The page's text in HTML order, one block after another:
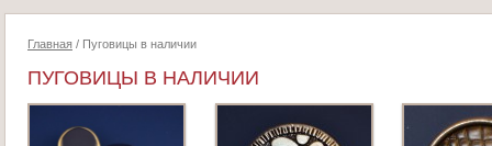
Главная / Пуговицы в наличии
ПУГОВИЦЫ В НАЛИЧИИ